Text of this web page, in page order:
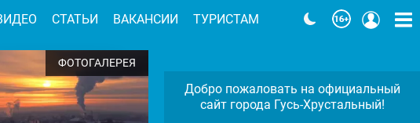
СТАТЬИ ВАКАНСИИ ТУРИСТАМ
Добро пожаловать на официальный
сайт города Гусь-Хрустальный!
ФОТОГАЛЕРЕЯ